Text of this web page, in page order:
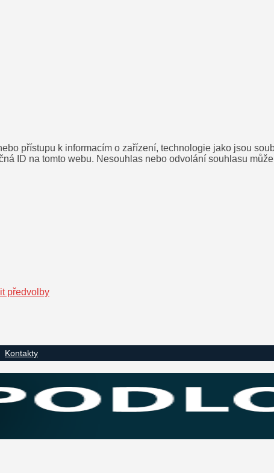
přístupu k informacím o zařízení, technologie jako jsou
ID na tomto webu. Nesouhlas nebo odvolání souhlasu
předvolby
Kontakty